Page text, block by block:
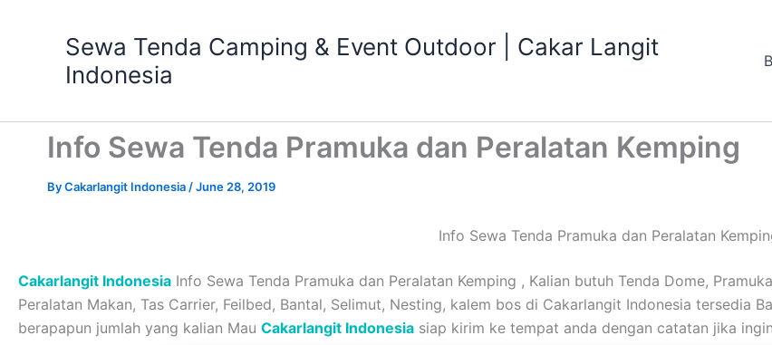
Sewa Tenda Camping & Event Outdoor | Cakar Langit
Indonesia
Info Sewa Tenda Pramuka dan Peralatan Kemping
ByCakarlangit Indonesia /June 28, 2019
Info Sewa Tenda Pramuka dan Peralatan
Cakarlangit Indonesia Info Sewa Tenda Pramuka dan Peralatan Kemping , Kalian butuh Tenda Dome,
Peralatan Makan, Tas Carrier, Feilbed, Bantal, Selimut, Nesting, kalem bos di Cakarlangit Indonesia tersedia
berapapun jumlah yang kalian Mau Cakarlangit Indonesia siap kirim ke tempat anda dengan catatan jika